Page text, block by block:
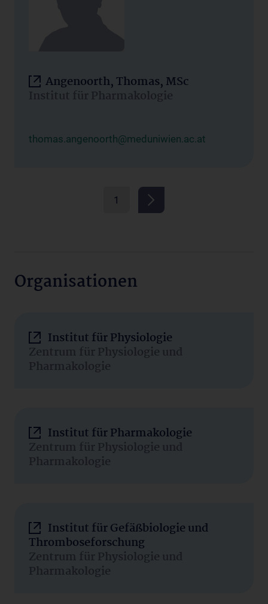
Angenoorth, Thomas, MSc
Institut für Pharmakologie
thomas.angenoorth@meduniwien.ac.at
1
Organisationen
Institut für Physiologie
Zentrum für Physiologie und
Pharmakologie
Institut für Pharmakologie
Zentrum für Physiologie und
Pharmakologie
Institut für Gefäßbiologie und
Thromboseforschung
Zentrum für Physiologie und
Pharmakologie